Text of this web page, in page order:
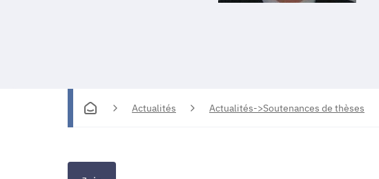
Actualités Actualités->Soutenances de thèses